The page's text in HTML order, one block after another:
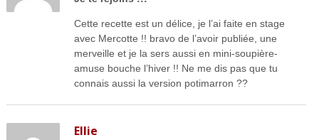
Cette recette est un délice, je l’ai faite en stage
avec Mercotte !! bravo de l’avoir publiée, une
merveille et je la sers aussi en mini-soupière-
amuse bouche l’hiver !! Ne me dis pas que tu
connais aussi la version potimarron ??
Ellie